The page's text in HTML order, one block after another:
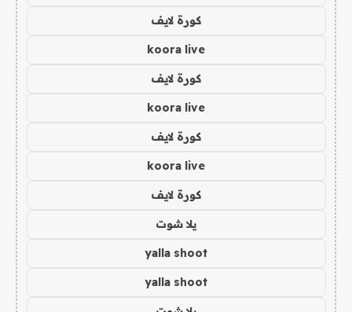
كورة لايف
koora live
كورة لايف
koora live
كورة لايف
koora live
كورة لايف
يلا شوت
yalla shoot
yalla shoot